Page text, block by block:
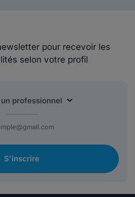
pour recevoir les
selon votre profil
S'inscrire